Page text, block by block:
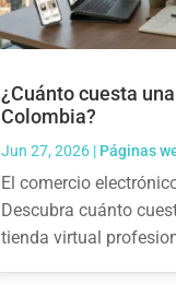
¿Cuánto cuesta
Colombia?
Jun 27, 2026| Páginas
El comercio
Descubra cuánto
tienda virtual